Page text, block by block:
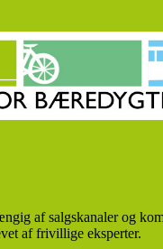
af salgskanaler og
af frivillige eksperter.